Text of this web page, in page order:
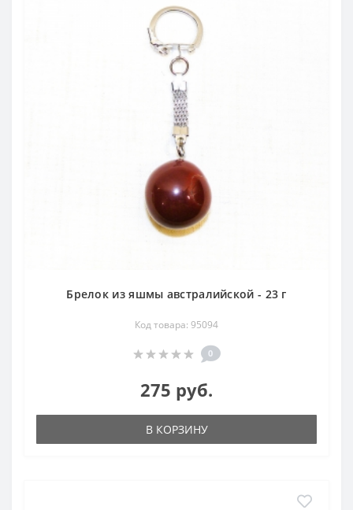
Брелок из яшмы австралийской - 23 г
Код товара: 95094
0
275 руб.
В КОРЗИНУ